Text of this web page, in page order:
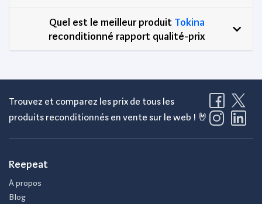
Quel est le meilleur produit Tokina
reconditionné rapport qualité-prix
Trouvez et comparez les prix de tous les
produits reconditionnés en vente sur le web ! 🤘
Reepeat
À propos
Blog